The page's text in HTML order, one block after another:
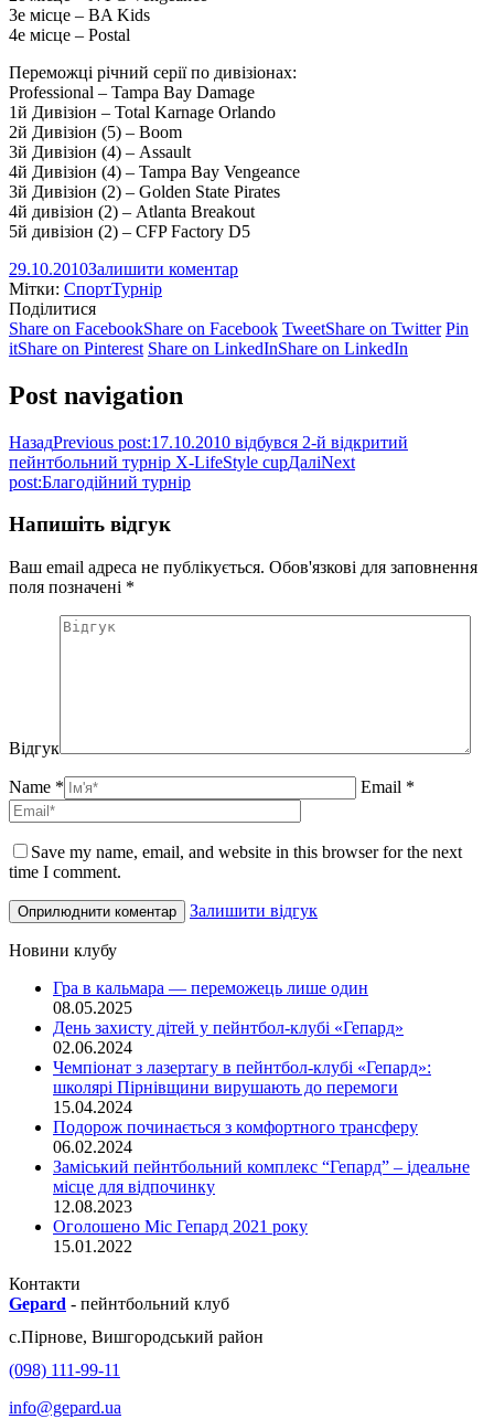
3е місце – BA Kids
4е місце – Postal
Переможці річний серії по дивізіонах:
Professional – Tampa Bay Damage
1й Дивізіон – Total Karnage Orlando
2й Дивізіон (5) – Boom
3й Дивізіон (4) – Assault
4й Дивізіон (4) – Tampa Bay Vengeance
3й Дивізіон (2) – Golden State Pirates
4й дивізіон (2) – Atlanta Breakout
5й дивізіон (2) – CFP Factory D5
29.10.2010Залишити коментар
Мітки: СпортТурнір
Поділитися
Share on FacebookShare on Facebook TweetShare on Twitter Pin
itShare on Pinterest Share on LinkedInShare on LinkedIn
Post navigation
НазадPrevious post:17.10.2010 відбувся 2-й відкритий
пейнтбольний турнір X-LifeStyle cupДаліNext
post:Благодійний турнір
Напишіть відгук
Ваш email адреса не публікується. Обов'язкові для заповнення
поля позначені *
Відгук
Name * Email *
Save my name, email, and website in this browser for the next
time I comment.
Залишити відгук
Новини клубу
Гра в кальмара — переможець лише один
08.05.2025
День захисту дітей у пейнтбол-клубі «Гепард»
02.06.2024
Чемпіонат з лазертагу в пейнтбол-клубі «Гепард»:
школярі Пірнівщини вирушають до перемоги
15.04.2024
Подорож починається з комфортного трансферу
06.02.2024
Заміський пейнтбольний комплекс “Гепард” – ідеальне
місце для відпочинку
12.08.2023
Оголошено Міс Гепард 2021 року
15.01.2022
Контакти
Gepard - пейнтбольний клуб
с.Пірнове, Вишгородський район
(098) 111-99-11
info@gepard.ua